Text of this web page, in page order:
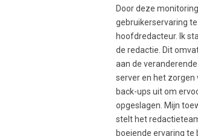
Door deze
gebruikerservaring
hoofdredacteur. Ik
de redactie. Dit
aan de
server en het zorgen
back-ups uit om
opgeslagen. Mijn
stelt het
boeiende ervaring